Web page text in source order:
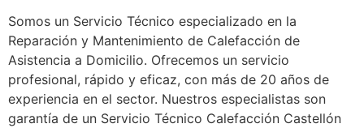
Somos un Servicio Técnico especializado en la
Reparación y Mantenimiento de Calefacción de
Asistencia a Domicilio. Ofrecemos un servicio
profesional, rápido y eficaz, con más de 20 años de
experiencia en el sector. Nuestros especialistas son
garantía de un Servicio Técnico Calefacción Castellón